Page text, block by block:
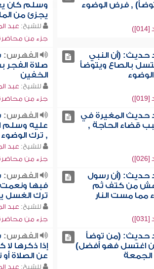
, فرض الوضوء
وسلم كان
يجزئ من
للشيخ: عبد
جزء من محاضرة (
حديث: (أن النبي
بالصاع ويتوضأ
الفهرس:
صلاة الفجر
الخفين
للشيخ: عبد
جزء من محاضرة (
حديث المغيرة في
قضاء الحاجة ,
الفهرس:
عليه وسلم
, ترك
للشيخ: عبد
جزء من محاضرة (
حديث: (أن رسول
من كتف ثم
مست النار
الفهرس:
فبها
ترك الغسل
للشيخ: عبد
جزء من محاضرة (
حديث: (من توضأ
اغتسل فهو أفضل)
الفهرس:
إذا ذكرها
عن الصلاة
للشيخ: عبد